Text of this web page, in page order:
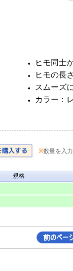
ヒモ同士
ヒモの長
スムーズ
カラー：
※数量を入
規格